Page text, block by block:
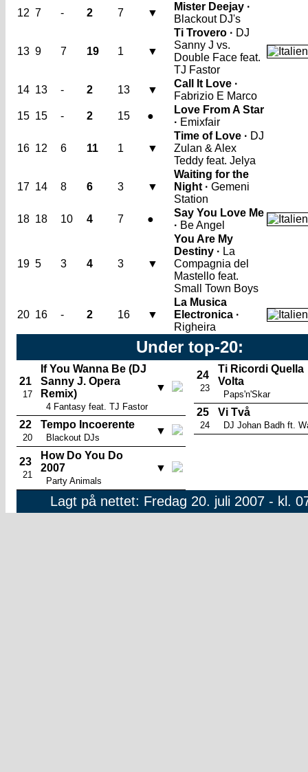
12 7 - 2 7 ▼
Mister Deejay ·
Blackout DJ's
13 9 7 19 1 ▼
Ti Trovero · DJ
Sanny J vs.
Double Face feat.
TJ Fastor
14 13 - 2 13 ▼
Call It Love ·
Fabrizio E Marco
15 15 - 2 15 ●
Love From A Star
· Emixfair
16 12 6 11 1 ▼
Time of Love · DJ
Zulan & Alex
Teddy feat. Jelya
17 14 8 6 3 ▼
Waiting for the
Night · Gemeni
Station
18 18 10 4 7 ●
Say You Love Me
· Be Angel
19 5 3 4 3 ▼
You Are My
Destiny · La
Compagnia del
Mastello feat.
Small Town Boys
20 16 - 2 16 ▼
La Musica
Electronica ·
Righeira
Under top-20:
21
17
If You Wanna Be (DJ
Sanny J. Opera
Remix)
4 Fantasy feat. TJ Fastor
▼
22
20
Tempo Incoerente
Blackout DJs
▼
23
21
How Do You Do
2007
Party Animals
▼
24
23
Ti Ricordi Quella
Volta
Paps'n'Skar
25
24
Vi Två
DJ Johan Badh ft.
Lagt på nettet: Fredag 20. juli 2007 - kl.